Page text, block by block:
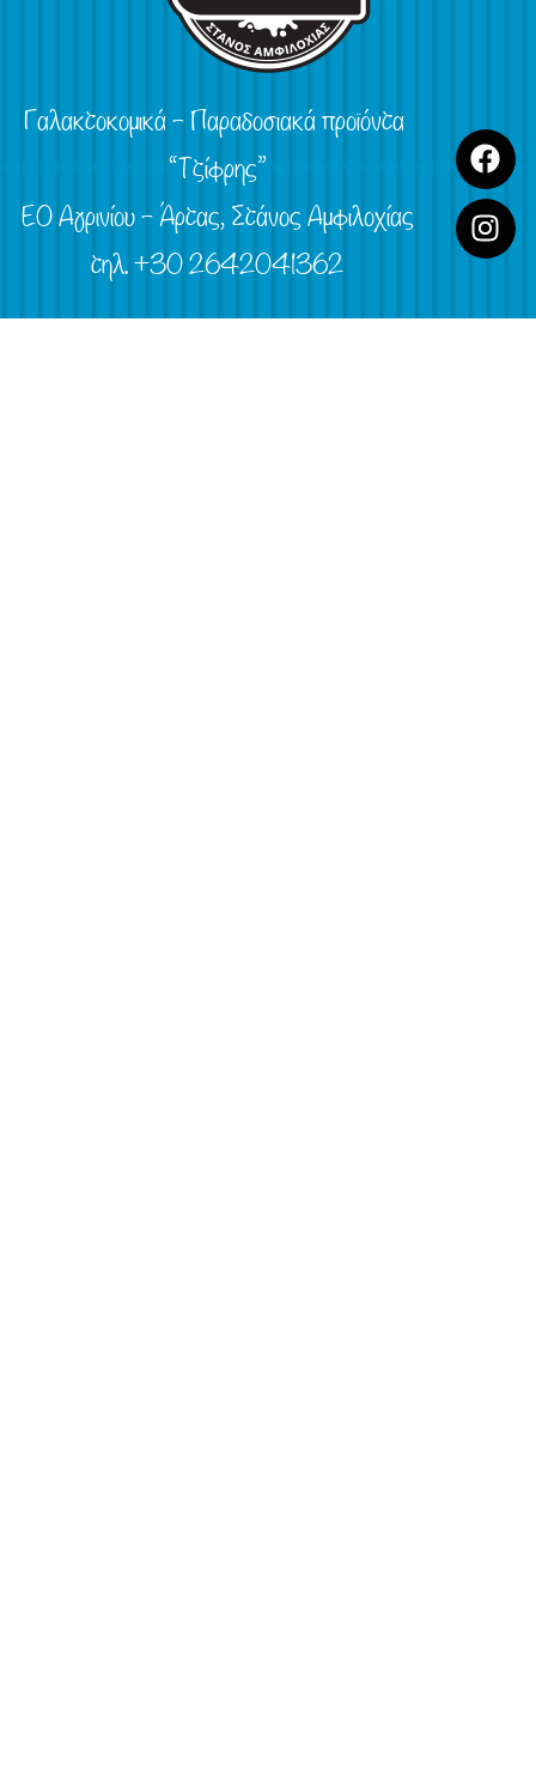
Γαλακτοκομικά – Παραδοσιακά προϊόντα
“Τζίφρης”
ΕΟ Αγρινίου – Άρτας, Στάνος Αμφιλοχίας
τηλ. +30 2642041362